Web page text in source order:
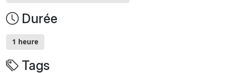
Durée
1 heure
Tags